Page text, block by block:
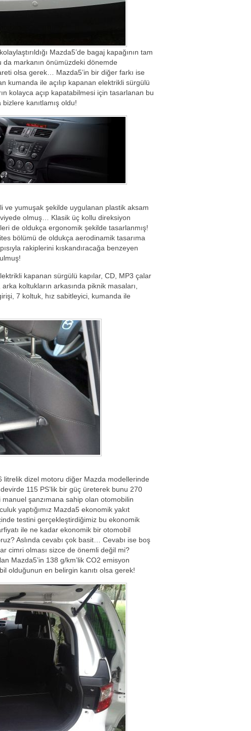
Mazda5’de bagaj kapağının tam
markanın önümüzdeki dönemde
olsa gerek… Mazda5’in bir diğer farkı ise
kumanda ile açılıp kapanan elektrikli sürgülü
kolayca açıp kapatabilmesi için tasarlanan bu
kanıtlamış oldu!
ve yumuşak şekilde uygulanan plastik aksam
olmuş… Klasik üç kollu direksiyon
de oldukça ergonomik şekilde tasarlanmış!
bölümü de oldukça aerodinamik tasarıma
rakiplerini kıskandıracağa benzeyen
kapanan sürgülü kapılar, CD, MP3 çalar
koltukların arkasında piknik masaları,
7 koltuk, hız sabitleyici, kumanda ile
litrelik dizel motoru diğer Mazda modellerinde
115 PS’lik bir güç üreterek bunu 270
şanzımana sahip olan otomobilin
yaptığımız Mazda5 ekonomik yakıt
testini gerçekleştirdiğimiz bu ekonomik
ile ne kadar ekonomik bir otomobil
Aslında cevabı çok basit… Cevabı ise boş
cimri olması sizce de önemli değil mi?
Mazda5’in 138 g/km’lik CO2 emisyon
olduğunun en belirgin kanıtı olsa gerek!